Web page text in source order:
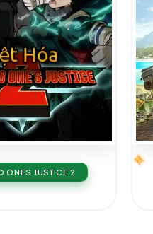
ONES JUSTICE 2